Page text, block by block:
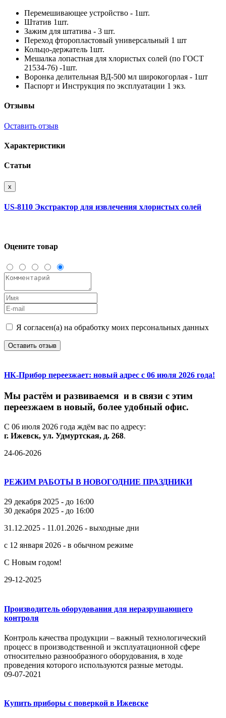
Перемешивающее устройство - 1шт.
Штатив 1шт.
Зажим для штатива - 3 шт.
Переход фторопластовый универсальный 1 шт
Кольцо-держатель 1шт.
Мешалка лопастная для хлористых солей (по ГОСТ
21534-76) -1шт.
Воронка делительная ВД-500 мл широкогорлая - 1шт
Паспорт и Инструкция по эксплуатации 1 экз.
Отзывы
Оставить отзыв
Характеристики
Статьи
x
US-8110 Экстрактор для извлечения хлористых солей
Оцените товар
Я согласен(а) на обработку моих персональных данных
Оставить отзыв
НК-Прибор переезжает: новый адрес с 06 июля 2026 года!
Мы растём и развиваемся и в связи с этим
переезжаем в новый, более удобный офис.
С 06 июля 2026 года ждём вас по адресу:
г. Ижевск, ул. Удмуртская, д. 268.
24-06-2026
РЕЖИМ РАБОТЫ В НОВОГОДНИЕ ПРАЗДНИКИ
29 декабря 2025 - до 16:00
30 декабря 2025 - до 16:00
31.12.2025 - 11.01.2026 - выходные дни
с 12 января 2026 - в обычном режиме
С Новым годом!
29-12-2025
Производитель оборудования для неразрушающего
контроля
Контроль качества продукции – важный технологический
процесс в производственной и эксплуатационной сфере
относительно разнообразного оборудования, в ходе
проведения которого используются разные методы.
09-07-2021
Купить приборы с поверкой в Ижевске